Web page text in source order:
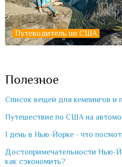
Путеводитель по США
Полезное
Список вещей для кемпингов и
Путешествие по США на
1 день в Нью-Йорке - что
Достопримечательности Нью-
как сэкономить?